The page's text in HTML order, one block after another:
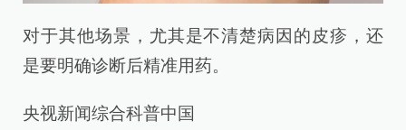
对于其他场景，尤其是不清楚病因的皮疹，还
是要明确诊断后精准用药。
央视新闻综合科普中国